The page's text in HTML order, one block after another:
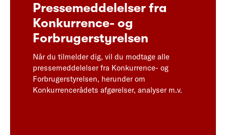
Pressemeddelelser fra
Konkurrence- og
Forbrugerstyrelsen
Når du tilmelder dig, vil du modtage alle
pressemeddelelser fra Konkurrence- og
Forbrugerstyrelsen, herunder om
Konkurrencerådets afgørelser, analyser m.v.